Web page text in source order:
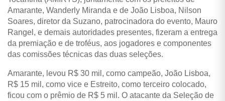
Amarante, Wanderly Miranda e de João Lisboa, Nilson
Soares, diretor da Suzano, patrocinadora do evento, Mauro
Rangel, e demais autoridades presentes, fizeram a entrega
da premiação e de troféus, aos jogadores e componentes
das comissões técnicas das duas seleções.
Amarante, levou R$ 30 mil, como campeão, João Lisboa,
R$ 15 mil, como vice e Estreito, como terceiro colocado,
ficou com o prêmio de R$ 5 mil. O atacante da Seleção de